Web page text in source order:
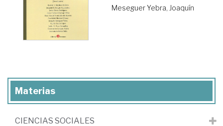
Meseguer Yebra, Joaquín
Materias
CIENCIAS SOCIALES